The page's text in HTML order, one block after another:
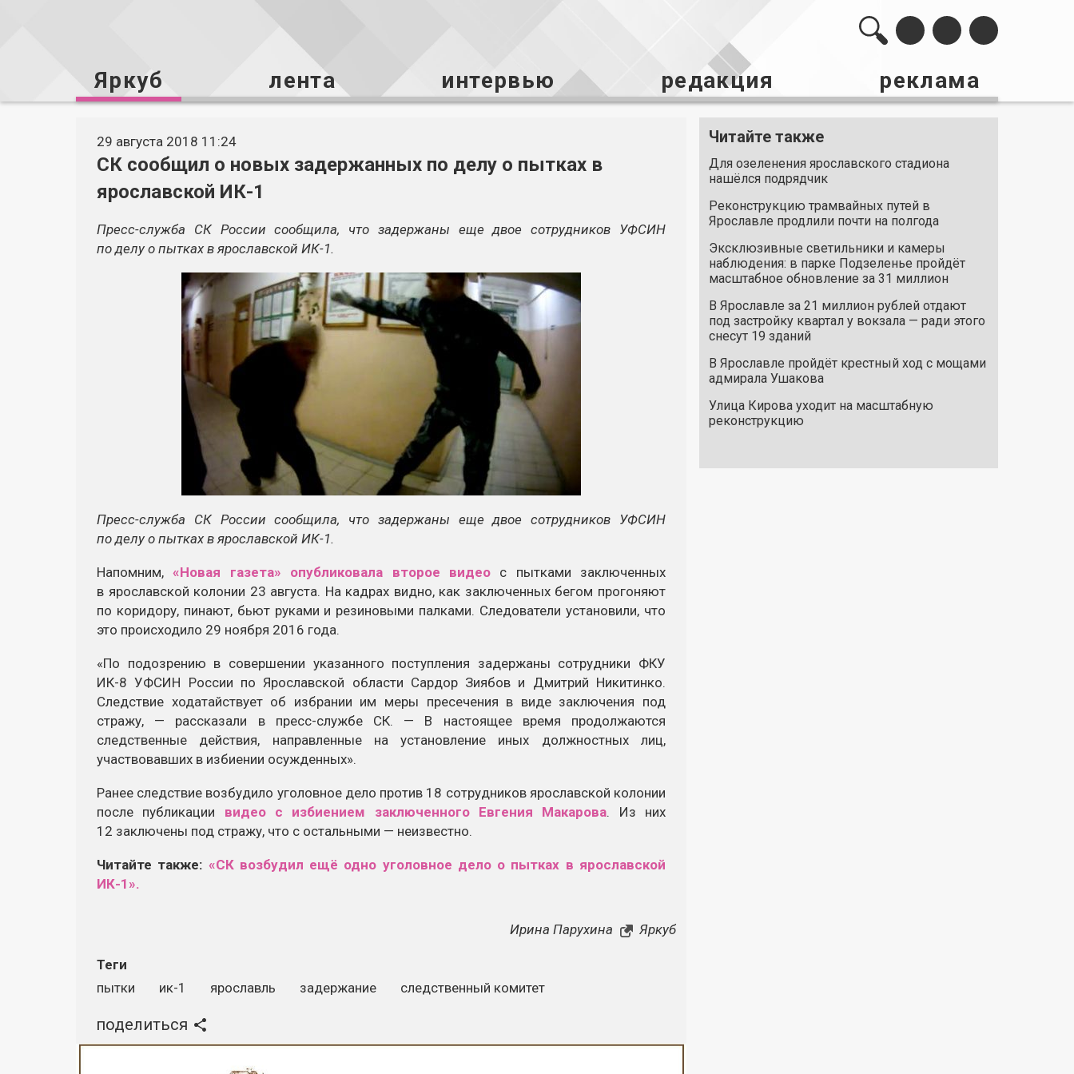
Яркуб лента интервью редакция реклама
29 августа 2018 11:24
СК сообщил о новых задержанных по делу о пытках в
ярославской ИК-1
Пресс-служба СК России сообщила, что задержаны еще двое сотрудников УФСИН
по делу о пытках в ярославской ИК-1.
Пресс-служба СК России сообщила, что задержаны еще двое сотрудников УФСИН
по делу о пытках в ярославской ИК-1.
Напомним,«Новая газета» опубликовала второе видеос пытками заключенных
в ярославской колонии 23 августа. На кадрах видно, как заключенных бегом прогоняют
по коридору, пинают, бьют руками и резиновыми палками. Следователи установили, что
это происходило 29 ноября 2016 года.
«По подозрению в совершении указанного поступления задержаны сотрудники ФКУ
ИК-8 УФСИН России по Ярославской области Сардор Зиябов и Дмитрий Никитинко.
Следствие ходатайствует об избрании им меры пресечения в виде заключения под
стражу, — рассказали в пресс-службе СК. — В настоящее время продолжаются
следственные действия, направленные на установление иных должностных лиц,
участвовавших в избиении осужденных».
Ранее следствие возбудило уголовное дело против 18 сотрудников ярославской колонии
после публикации видео с избиением заключенного Евгения Макарова. Из них
12 заключены под стражу, что с остальными — неизвестно.
Читайте также: «СК возбудил ещё одно уголовное дело о пытках в ярославской
ИК-1».
Ирина Парухина Яркуб
Теги
пытки
ик-1 ярославль задержание следственный комитет
поделиться
Читайте также
Для озеленения ярославского стадиона
нашёлся подрядчик
Реконструкцию трамвайных путей в
Ярославле продлили почти на полгода
Эксклюзивные светильники и камеры
наблюдения: в парке Подзеленье пройдёт
масштабное обновление за 31 миллион
В Ярославле за 21 миллион рублей отдают
под застройку квартал у вокзала — ради этого
снесут 19 зданий
В Ярославле пройдёт крестный ход с мощами
адмирала Ушакова
Улица Кирова уходит на масштабную
реконструкцию